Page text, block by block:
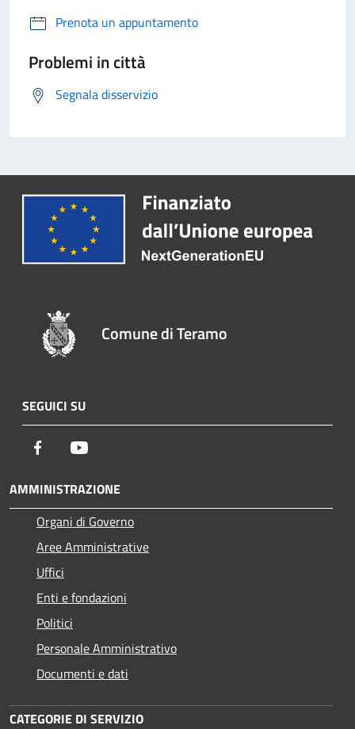
Prenota un appuntamento
Problemi in città
Segnala disservizio
Comune di Teramo
SEGUICI SU
Facebook
AMMINISTRAZIONE
Organi di Governo
Aree Amministrative
Uffici
Enti e fondazioni
Politici
Personale Amministrativo
Documenti e dati
CATEGORIE DI SERVIZIO